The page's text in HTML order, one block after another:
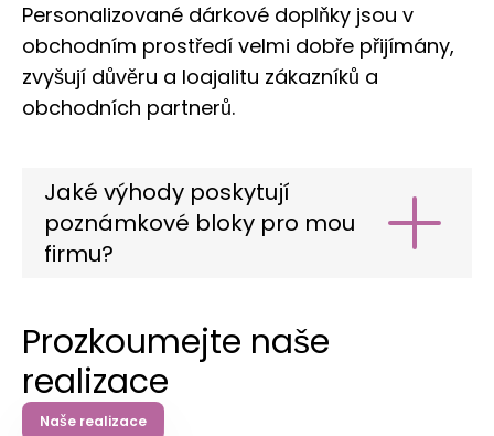
Personalizované dárkové doplňky jsou v
obchodním prostředí velmi dobře přijímány,
zvyšují důvěru a loajalitu zákazníků a
obchodních partnerů.
Jaké výhody poskytují
poznámkové bloky pro mou
firmu?
a buduje povědomí o značce.
Budování pozitivní image
materiály a profesionální design ovlivňují
Prozkoumejte naše
realizace
Naše realizace